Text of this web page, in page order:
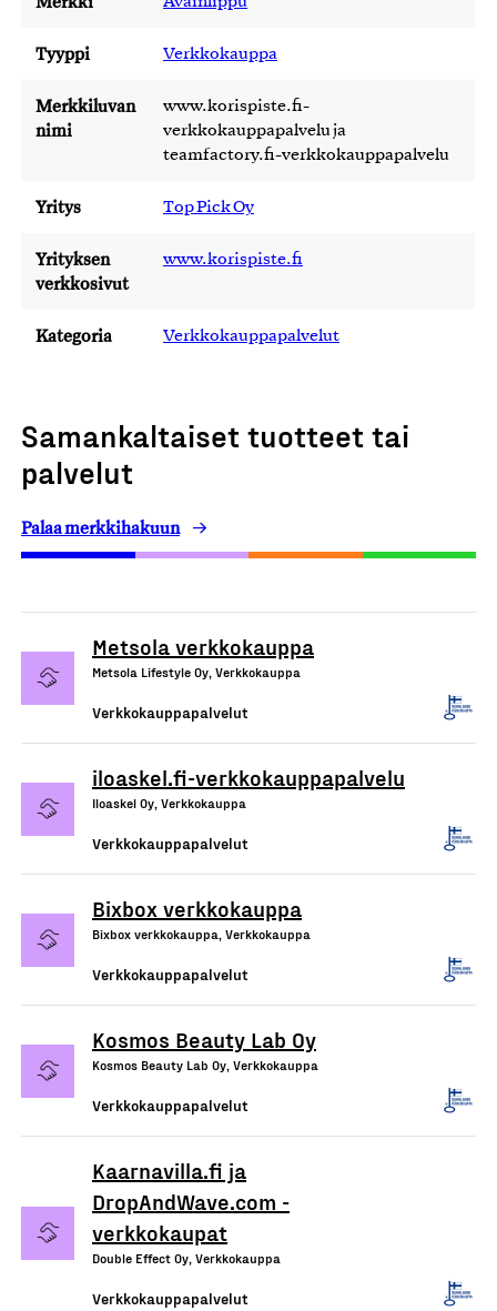
Tyyppi Verkkokauppa
Merkkiluvan
nimi
www.korispiste.fi-
verkkokauppapalvelu ja
teamfactory.fi-verkkokauppapalvelu
Yritys Top Pick Oy
Yrityksen
verkkosivut
www.korispiste.fi
Kategoria Verkkokauppapalvelut
Samankaltaiset tuotteet tai
palvelut
Palaa merkkihakuun
Metsola verkkokauppa
Metsola Lifestyle Oy, Verkkokauppa
Verkkokauppapalvelut
iloaskel.fi-verkkokauppapalvelu
Iloaskel Oy, Verkkokauppa
Verkkokauppapalvelut
Bixbox verkkokauppa
Bixbox verkkokauppa, Verkkokauppa
Verkkokauppapalvelut
Kosmos Beauty Lab Oy
Kosmos Beauty Lab Oy, Verkkokauppa
Verkkokauppapalvelut
Kaarnavilla.fi ja
DropAndWave.com -
verkkokaupat
Double Effect Oy, Verkkokauppa
Verkkokauppapalvelut